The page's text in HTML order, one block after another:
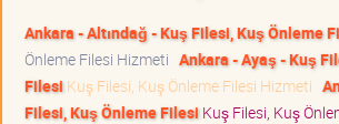
Ankara - Altındağ - Kuş Filesi, Kuş Önleme
Önleme Filesi Hizmeti Ankara - Ayaş - Kuş
Filesi Kuş Filesi, Kuş Önleme Filesi Hizmeti
Filesi, Kuş Önleme Filesi Kuş Filesi, Kuş